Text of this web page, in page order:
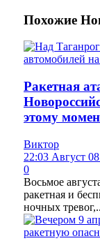
Похожие
Ракетная
этому
Виктор
22:03 Август
0
Восьмое
ракетная и
ночных